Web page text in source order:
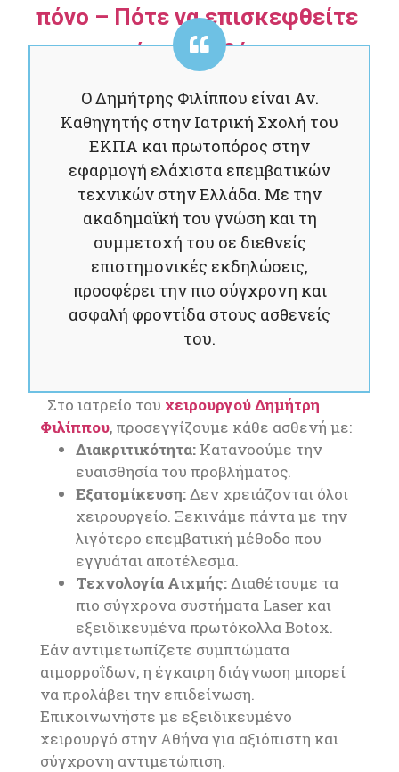
πόνο – Πότε να επισκεφθείτε
χειρουργό στην Αθήνα
Ο Δημήτρης Φιλίππου είναι Αν.
Καθηγητής στην Ιατρική Σχολή του
ΕΚΠΑ και πρωτοπόρος στην
εφαρμογή ελάχιστα επεμβατικών
τεχνικών στην Ελλάδα. Με την
ακαδημαϊκή του γνώση και τη
συμμετοχή του σε διεθνείς
επιστημονικές εκδηλώσεις,
προσφέρει την πιο σύγχρονη και
ασφαλή φροντίδα στους ασθενείς
του.
Στο ιατρείο του χειρουργού Δημήτρη
Φιλίππου, προσεγγίζουμε κάθε ασθενή με:
Διακριτικότητα: Κατανοούμε την
ευαισθησία του προβλήματος.
Εξατομίκευση:Δεν χρειάζονται όλοι
χειρουργείο. Ξεκινάμε πάντα με την
λιγότερο επεμβατική μέθοδο που
εγγυάται αποτέλεσμα.
Τεχνολογία Αιχμής:Διαθέτουμε τα
πιο σύγχρονα συστήματα Laser και
εξειδικευμένα πρωτόκολλα Botox.
Εάν αντιμετωπίζετε συμπτώματα
αιμορροΐδων, η έγκαιρη διάγνωση μπορεί
να προλάβει την επιδείνωση.
Επικοινωνήστε με εξειδικευμένο
χειρουργό στην Αθήνα για αξιόπιστη και
σύγχρονη αντιμετώπιση.